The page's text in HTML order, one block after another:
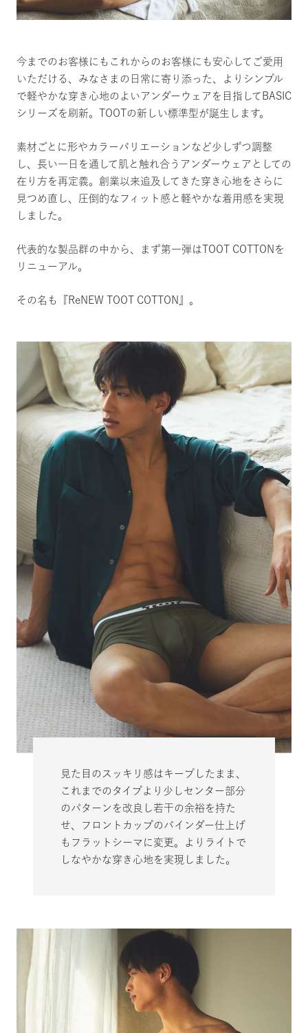
今までのお客様にもこれからのお客様にも安心してご愛用
いただける、みなさまの日常に寄り添った、よりシンプル
で軽やかな穿き心地のよいアンダーウェアを目指してBASIC
シリーズを刷新。TOOTの新しい標準型が誕生します。
素材ごとに形やカラーバリエーションなど少しずつ調整
し、長い一日を通して肌と触れ合うアンダーウェアとしての
在り方を再定義。創業以来追及してきた穿き心地をさらに
見つめ直し、圧倒的なフィット感と軽やかな着用感を実現
しました。
代表的な製品群の中から、まず第一弾はTOOT COTTONを
リニューアル。
その名も『ReNEW TOOT COTTON』。
見た目のスッキリ感はキープしたまま、
これまでのタイプより少しセンター部分
のパターンを改良し若干の余裕を持た
せ、フロントカップのバインダー仕上げ
もフラットシーマに変更。よりライトで
しなやかな穿き心地を実現しました。